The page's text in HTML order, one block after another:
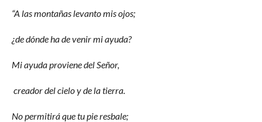
“A las montañas levanto mis ojos;
¿de dónde ha de venir mi ayuda?
Mi ayuda proviene del Señor,
creador del cielo y de la tierra.
No permitirá que tu pie resbale;